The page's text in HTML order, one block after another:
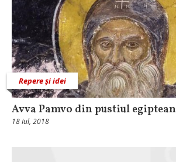
Repere și idei
Avva Pamvo din pustiul egiptean
18 Iul, 2018